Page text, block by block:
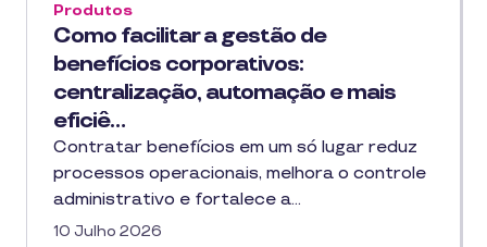
Como facilitar a gestão de
benefícios corporativos:
centralização, automação e mais
eficiê…
Produtos
Contratar benefícios em um só lugar reduz
processos operacionais, melhora o controle
administrativo e fortalece a…
10 Julho 2026